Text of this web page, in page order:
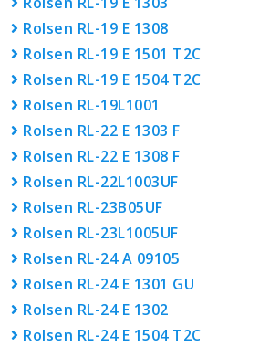
Rolsen RL-19 E 1308
Rolsen RL-19 E 1501 T2C
Rolsen RL-19 E 1504 T2C
Rolsen RL-19L1001
Rolsen RL-22 E 1303 F
Rolsen RL-22 E 1308 F
Rolsen RL-22L1003UF
Rolsen RL-23B05UF
Rolsen RL-23L1005UF
Rolsen RL-24 A 09105
Rolsen RL-24 E 1301 GU
Rolsen RL-24 E 1302
Rolsen RL-24 E 1504 T2C